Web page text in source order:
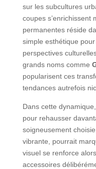
sur les subcultures
coupes s’enrichissent
permanentes réside
simple esthétique
perspectives
grands noms comme
popularisent ces
tendances autrefois
Dans cette
pour rehausser
soigneusement
vibrante, pourrait
visuel se renforce
accessoires